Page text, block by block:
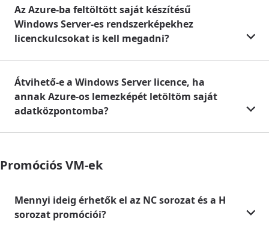
Az Azure-ba feltöltött saját készítésű
Windows Server-es rendszerképekhez
licenckulcsokat is kell megadni?
Átvihető-e a Windows Server licence, ha
annak Azure-os lemezképét letöltöm saját
adatközpontomba?
Promóciós VM-ek
Mennyi ideig érhetők el az NC sorozat és a H
sorozat promóciói?